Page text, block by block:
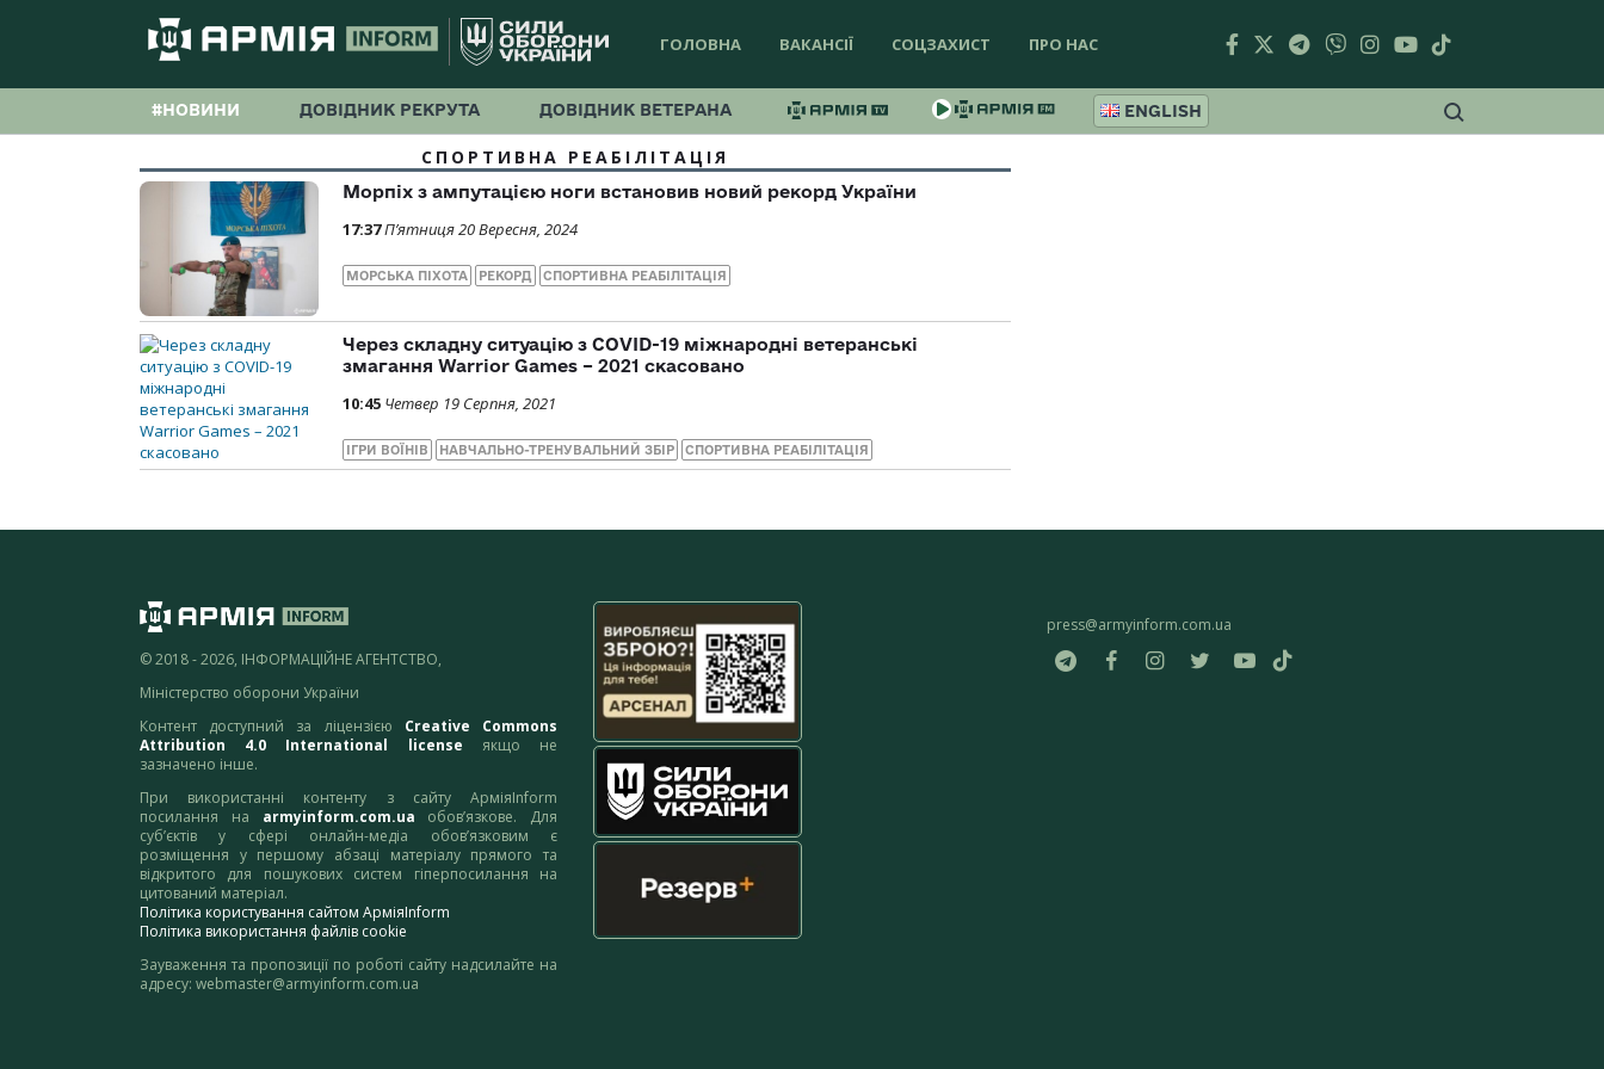
ГОЛОВНА ВАКАНСІЇ СОЦЗАХИСТ ПРО НАС
#НОВИНИ ДОВІДНИК РЕКРУТА ДОВІДНИК ВЕТЕРАНА ENGLISH
СПОРТИВНА РЕАБІЛІТАЦІЯ
Морпіх з ампутацією ноги встановив новий рекорд України
17:37П’ятниця 20 Вересня, 2024
МОРСЬКА ПІХОТА РЕКОРД СПОРТИВНА РЕАБІЛІТАЦІЯ
Через складну ситуацію з COVID-19 міжнародні ветеранські
змагання Warrior Games – 2021 скасовано
10:45 Четвер 19 Серпня, 2021
ІГРИ ВОЇНІВ НАВЧАЛЬНО-ТРЕНУВАЛЬНИЙ ЗБІР СПОРТИВНА РЕАБІЛІТАЦІЯ
© 2018 - 2026, ІНФОРМАЦІЙНЕ АГЕНТСТВО,
Міністерство оборони України
Контент доступний за ліцензією Creative Commons
Attribution 4.0 International license якщо не
зазначено інше.
При використанні контенту з сайту АрміяInform
посилання на armyinform.com.ua обов’язкове. Для
суб’єктів у сфері онлайн-медіа обов’язковим є
розміщення у першому абзаці матеріалу прямого та
відкритого для пошукових систем гіперпосилання на
цитований матеріал.
Політика користування сайтом АрміяInform
Політика використання файлів cookie
Зауваження та пропозиції по роботі сайту надсилайте на
адресу: webmaster@armyinform.com.ua
press@armyinform.com.ua